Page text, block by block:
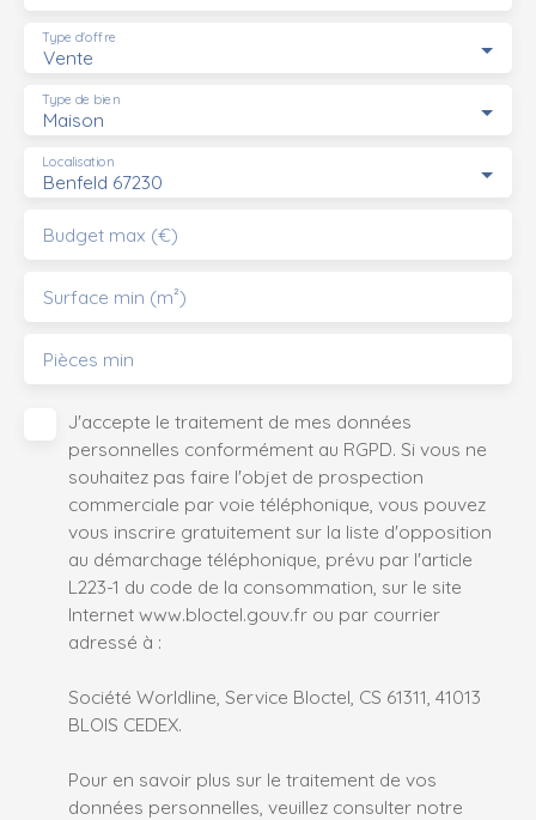
Vente
Type d'offre
Maison
Type de bien
Benfeld 67230
Localisation
Budget max (€)
Surface min (m²)
Pièces min
J'accepte le traitement de mes données
personnelles conformément au RGPD. Si vous ne
souhaitez pas faire l'objet de prospection
commerciale par voie téléphonique, vous pouvez
vous inscrire gratuitement sur la liste d'opposition
au démarchage téléphonique, prévu par l'article
L223-1 du code de la consommation, sur le site
Internet www.bloctel.gouv.fr ou par courrier
adressé à :
Société Worldline, Service Bloctel, CS 61311, 41013
BLOIS CEDEX.
Pour en savoir plus sur le traitement de vos
données personnelles, veuillez consulter notre